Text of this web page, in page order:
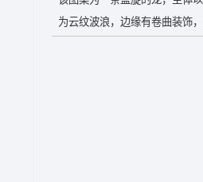
为云纹波浪，边缘有卷曲装饰